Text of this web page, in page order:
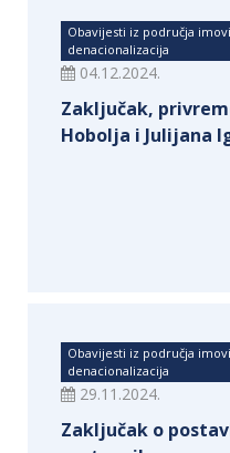
Obavijesti iz područja
denacionalizacija
04.12.2024.
Zaključak,
Hobolja i Julijana
Obavijesti iz područja
denacionalizacija
29.11.2024.
Zaključak o